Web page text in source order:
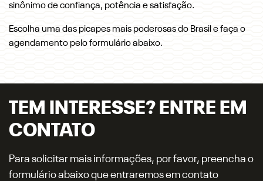
sinônimo de confiança, potência e satisfação.
Escolha uma das picapes mais poderosas do Brasil e faça o
agendamento pelo formulário abaixo.
TEM INTERESSE? ENTRE EM
CONTATO
Para solicitar mais informações, por favor, preencha o
formulário abaixo que entraremos em contato